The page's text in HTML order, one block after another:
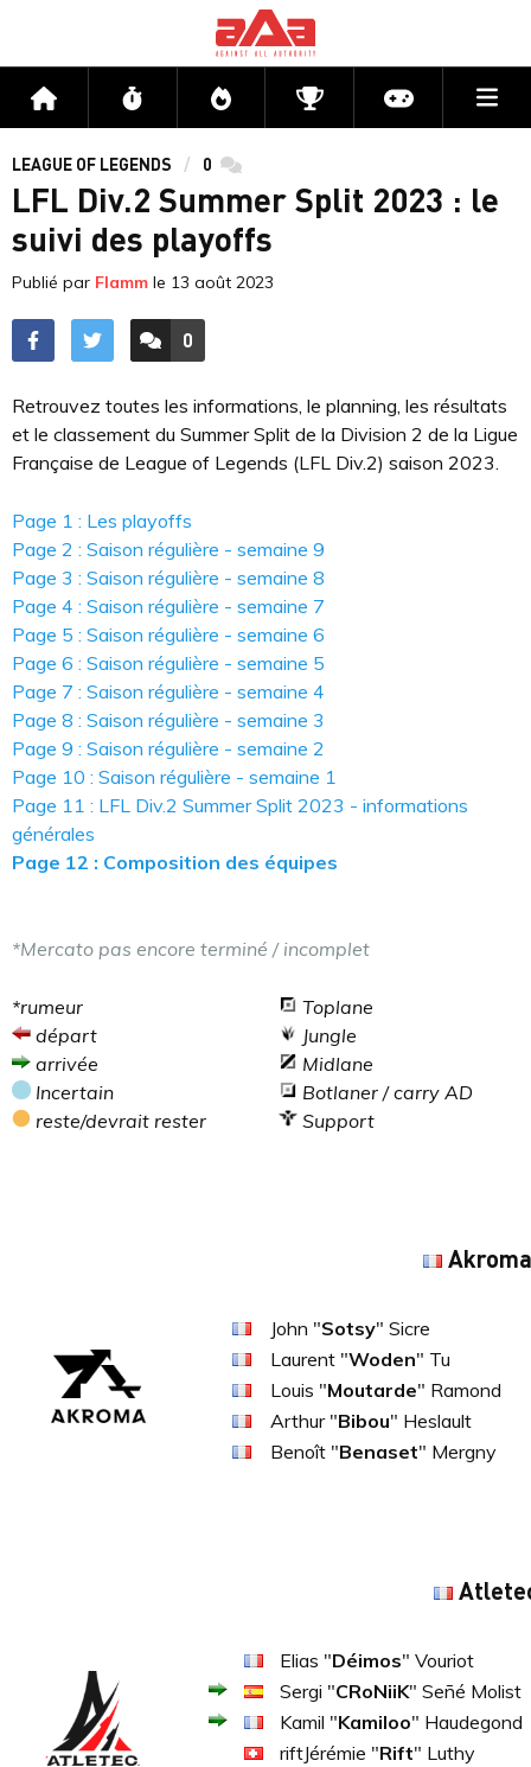
Accueil Flux Directs CompétitionsActu jeux
LEAGUE OF LEGENDS 0 commentaires
LFL Div.2 Summer Split 2023 : le
suivi des playoffs
Publié par Flamm le 13 août 2023
ACCÉDER AUX
0
COMMENTAIRES
Retrouvez toutes les informations, le planning, les résultats
et le classement du Summer Split de la Division 2 de la Ligue
Française de League of Legends (LFL Div.2) saison 2023.
Page 1 : Les playoffs
Page 2 : Saison régulière - semaine 9
Page 3 : Saison régulière - semaine 8
Page 4 : Saison régulière - semaine 7
Page 5 : Saison régulière - semaine 6
Page 6 : Saison régulière - semaine 5
Page 7 : Saison régulière - semaine 4
Page 8 : Saison régulière - semaine 3
Page 9 : Saison régulière - semaine 2
Page 10 : Saison régulière - semaine 1
Page 11 : LFL Div.2 Summer Split 2023 - informations
générales
Page 12 : Composition des équipes
*Mercato pas encore terminé / incomplet
*rumeur
départ
arrivée
Incertain
reste/devrait rester
Toplane
Jungle
Midlane
Botlaner / carry AD
Support
Akroma
John "Sotsy" Sicre
Laurent "Woden" Tu
Louis "Moutarde" Ramond
Arthur "Bibou" Heslault
Benoît "Benaset" Mergny
Elias "Déimos" Vouriot
Sergi "CRoNiiK" Señé Molist
Kamil "Kamiloo" Haudegond
riftJérémie "Rift" Luthy